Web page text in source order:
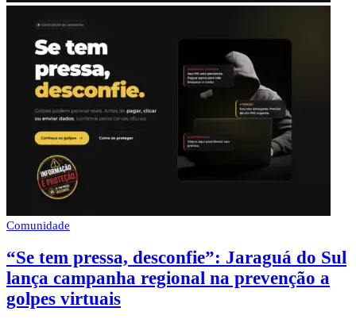
Comunidade
“Se tem pressa, desconfie”: Jaraguá do Sul
lança campanha regional na prevenção a
golpes virtuais